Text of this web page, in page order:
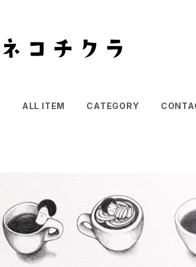
ALL ITEM CATEGORY